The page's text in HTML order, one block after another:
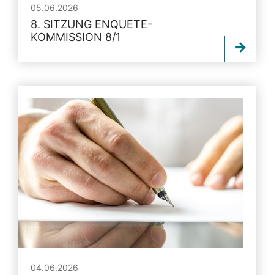
05.06.2026
8. SITZUNG ENQUETE-
KOMMISSION 8/1
04.06.2026